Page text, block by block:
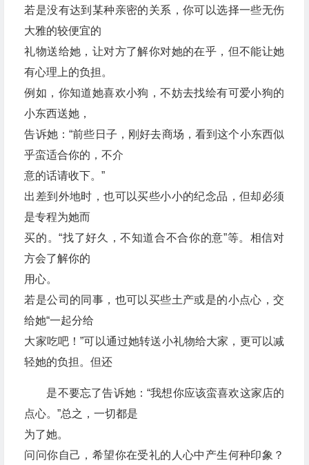
若是没有达到某种亲密的关系，你可以选择一些无伤
大雅的较便宜的
礼物送给她，让对方了解你对她的在乎，但不能让她
有心理上的负担。
例如，你知道她喜欢小狗，不妨去找绘有可爱小狗的
小东西送她，
告诉她：“前些日子，刚好去商场，看到这个小东西似
乎蛮适合你的，不介
意的话请收下。”
出差到外地时，也可以买些小小的纪念品，但却必须
是专程为她而
买的。“找了好久，不知道合不合你的意”等。相信对
方会了解你的
用心。
若是公司的同事，也可以买些土产或是的小点心，交
给她“一起分给
大家吃吧！”可以通过她转送小礼物给大家，更可以减
轻她的负担。但还
是不要忘了告诉她：“我想你应该蛮喜欢这家店的
点心。”总之，一切都是
为了她。
问问你自己，希望你在受礼的人心中产生何种印象？